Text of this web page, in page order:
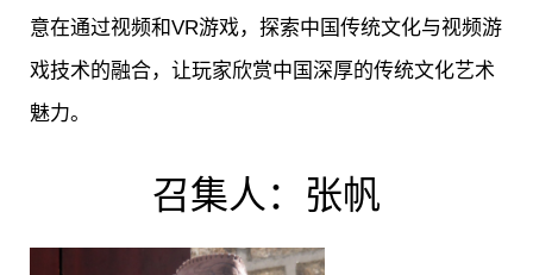
意在通过视频和VR游戏，探索中国传统文化与视频游
戏技术的融合，让玩家欣赏中国深厚的传统文化艺术
魅力。
召集人：张帆